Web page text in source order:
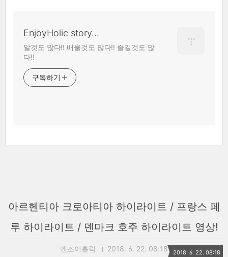
EnjoyHolic story...
알것도 많다!! 배울것도 많다!! 즐길것도 많
다!!
구독하기
아르헨티아 크로아티아 하이라이트 / 프랑스 페
루 하이라이트 / 덴마크 호주 하이라이트 영상!
엔조이홀릭 2018. 6. 22. 08:18 2018. 6. 22. 08:18